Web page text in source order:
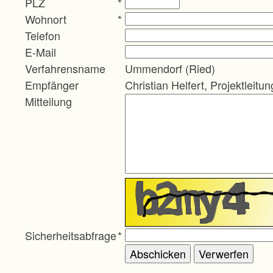
Wohnort
*
Telefon
E-Mail
Verfahrensname
Ummendorf (Ried)
Empfänger
Christian Helfert,
Mitteilung
Sicherheitsabfrage*